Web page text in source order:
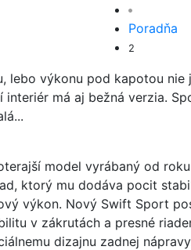
Poradňa
2
lebo výkonu pod kapotou
interiér má aj bežná verzia.
model vyrábaný od
ktorý mu dodáva pocit
výkon. Nový Swift Sport
v zákrutách a presné
dizajnu zadnej